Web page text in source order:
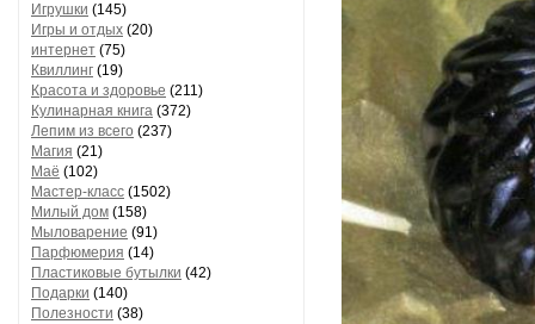
Игрушки (145)
Игры и отдых (20)
интернет (75)
Квиллинг (19)
Красота и здоровье (211)
Кулинарная книга (372)
Лепим из всего (237)
Магия (21)
Маё (102)
Мастер-класс (1502)
Милый дом (158)
Мыловарение (91)
Парфюмерия (14)
Пластиковые бутылки (42)
Подарки (140)
Полезности (38)